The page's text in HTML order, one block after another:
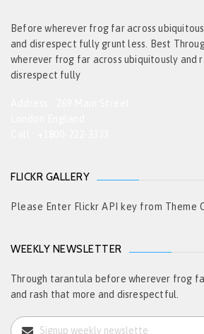
Before wherever frog far across
and disrespect fully grunt less. Best
wherever frog far across ubiquitously and
disrespect fully
FLICKR GALLERY
Please Enter Flickr API key from Theme
WEEKLY NEWSLETTER
Through tarantula before wherever frog
and rash that more and disrespectful.